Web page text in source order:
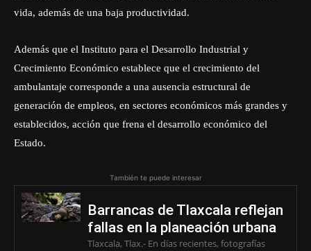
vida, además de una baja productividad.
Además que el Instituto para el Desarrollo Industrial y
Crecimiento Económico establece que el crecimiento del
ambulantaje corresponde a una ausencia estructural de
generación de empleos, en sectores económicos más grandes y
establecidos, acción que frena el desarrollo económico del
Estado.
También te puede interesar
Barrancas de Tlaxcala reflejan
fallas en la planeación urbana
Tlaxcala, Tlax.- En días recientes, fotografías